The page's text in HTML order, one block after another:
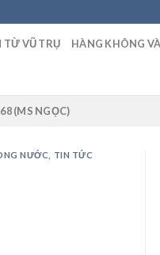
TỪ VŨ TRỤ HÀNG KHÔNG
(MS NGỌC)
NƯỚC TIN TỨC